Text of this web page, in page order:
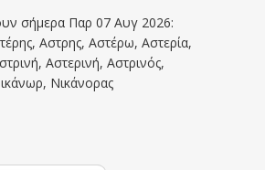
σήμερα Παρ 07 Αυγ 2026:
Αστρης, Αστέρω, Αστερία,
Αστερινή, Αστρινός,
Νικάνορας